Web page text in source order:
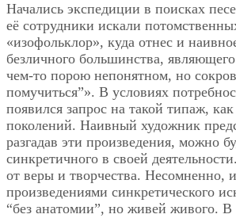
Начались экспедиции в поисках
её сотрудники искали
«изофольклор», куда отнес и
безличного большинства,
чем-то порою непонятном, но
помучиться”». В условиях
появился запрос на такой типаж,
поколений. Наивный художник
разгадав эти произведения, можно
синкретичного в своей
от веры и творчества. Несомненно,
произведениями синкретического
“без анатомии”, но живей живого. В